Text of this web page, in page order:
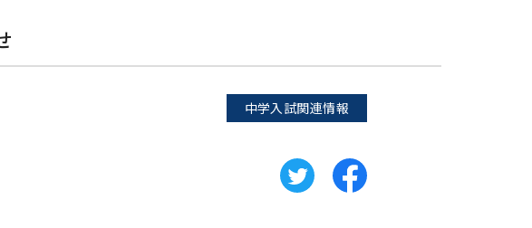
中学入試関連情報